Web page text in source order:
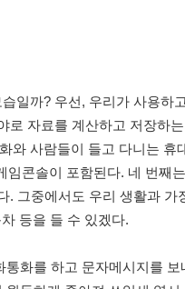
일까? 우선, 우리가 사용하
로 자료를 계산하고 저장하
와 사람들이 들고 다니는 휴
임콘솔이 포함된다. 네 번째
. 그중에서도 우리 생활과 가
등을 들 수 있겠다.
통화를 하고 문자메시지를